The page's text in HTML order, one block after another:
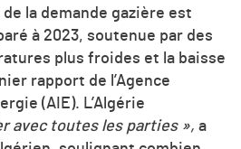
la demande gazière est
à 2023, soutenue par des
plus froides et la baisse
rapport de l’Agence
(AIE). L’Algérie
avec toutes les parties », a